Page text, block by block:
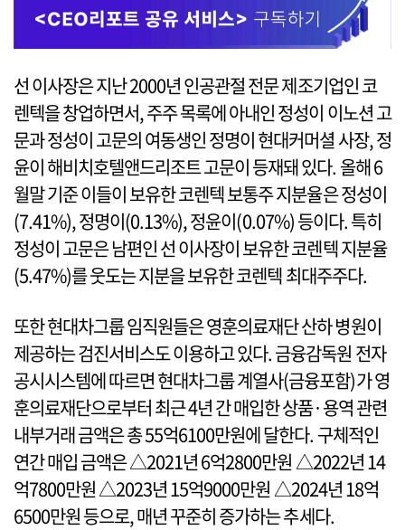
선 이사장은 지난 2000년 인공관절 전문 제조기업인 코
렌텍을 창업하면서, 주주 목록에 아내인 정성이 이노션 고
문과 정성이 고문의 여동생인 정명이 현대커머셜 사장, 정
윤이 해비치호텔앤드리조트 고문이 등재돼 있다. 올해 6
월말 기준 이들이 보유한 코렌텍 보통주 지분율은 정성이
(7.41%), 정명이(0.13%), 정윤이(0.07%) 등이다. 특히
정성이 고문은 남편인 선 이사장이 보유한 코렌텍 지분율
(5.47%)를 웃도는 지분을 보유한 코렌텍 최대주주다.
또한 현대차그룹 임직원들은 영훈의료재단 산하 병원이
제공하는 검진서비스도 이용하고 있다. 금융감독원 전자
공시시스템에 따르면 현대차그룹 계열사(금융포함)가 영
훈의료재단으로부터 최근 4년 간 매입한 상품·용역 관련
내부거래 금액은 총 55억6100만원에 달한다. 구체적인
연간 매입 금액은 △2021년 6억2800만원 △2022년 14
억7800만원 △2023년 15억9000만원 △2024년 18억
6500만원 등으로, 매년 꾸준히 증가하는 추세다.